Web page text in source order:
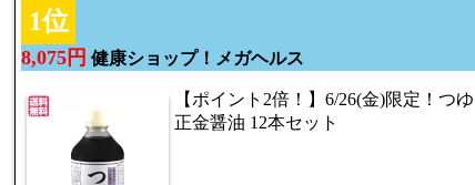
1位
8,075円 健康ショップ！メガヘルス
【ポイント2倍！】6/26(金)限定！つ
正金醤油 12本セット